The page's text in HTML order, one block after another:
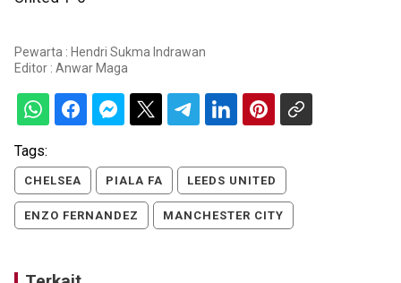
Pewarta : Hendri Sukma Indrawan
Editor : Anwar Maga
Tags:
CHELSEA PIALA FA LEEDS UNITED
ENZO FERNANDEZ MANCHESTER CITY